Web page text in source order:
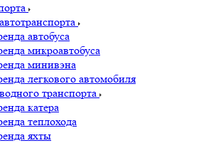
автобуса
микроавтобуса
минивэна
легкового автомобиля
транспорта
катера
теплохода
яхты